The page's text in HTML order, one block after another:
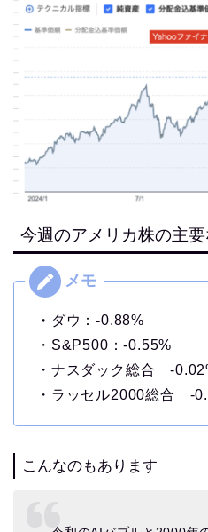
今週のアメリカ株の主
・ダウ：-0.88%
・S&P500：-0.55%
・ナスダック総合 -
・ラッセル2000総合 -
こんなのもあります